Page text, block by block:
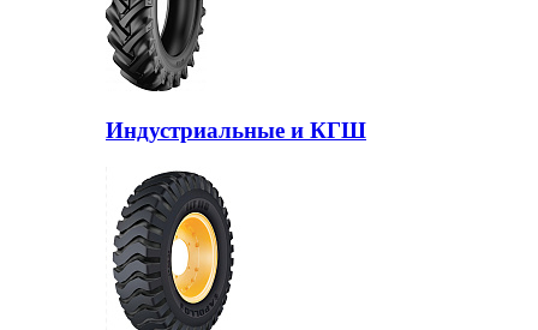
Индустриальные и КГШ